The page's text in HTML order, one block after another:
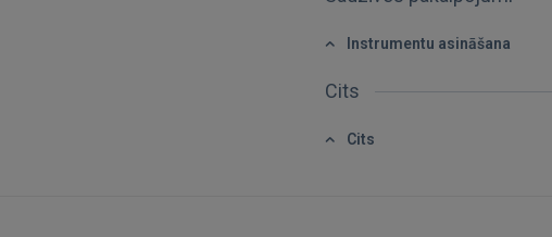
Vēl neesat reģistrējies?
REĢISTRĀCIJA
Instrumentu asināšana
Cits
Cits